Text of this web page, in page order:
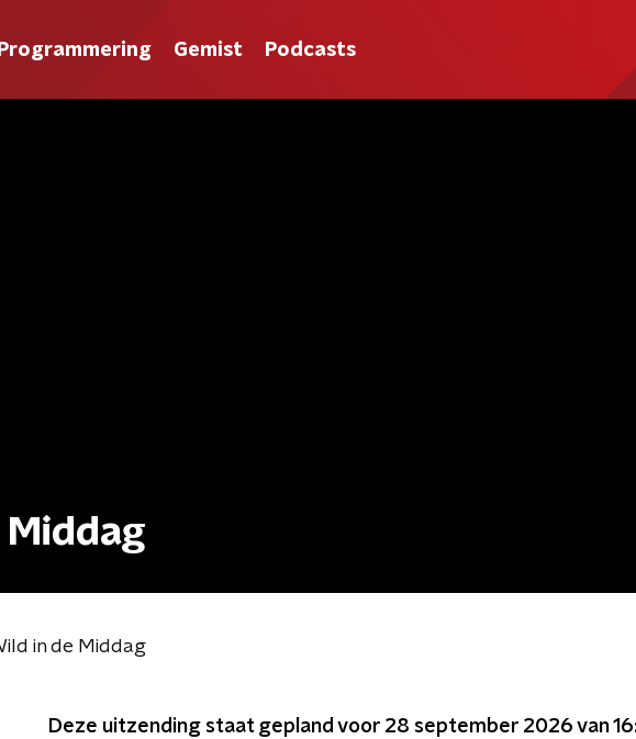
Programmering Gemist Podcasts
Middag
in de Middag
Deze uitzending staat gepland voor 28 september 2026 van